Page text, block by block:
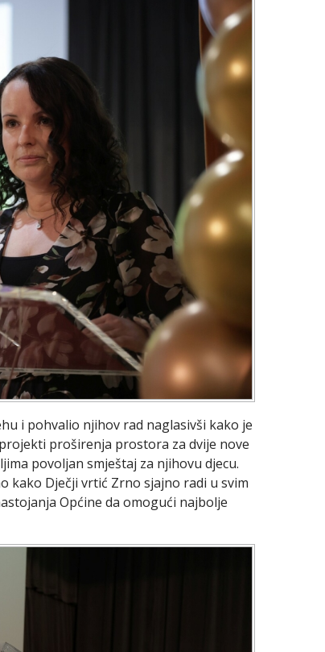
i pohvalio njihov rad naglasivši kako je
proširenja prostora za dvije nove
povoljan smještaj za njihovu djecu.
kako Dječji vrtić Zrno sjajno radi u svim
Općine da omogući najbolje